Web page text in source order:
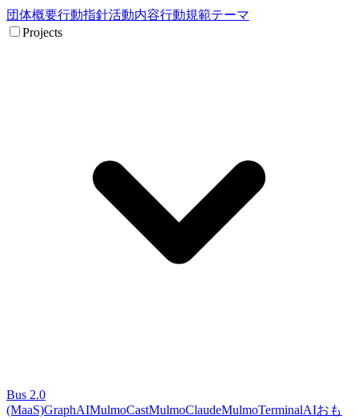
団体概要行動指針活動内容行動規範テーマ
Projects
Bus 2.0
(MaaS)GraphAIMulmoCastMulmoClaudeMulmoTerminalAIおも